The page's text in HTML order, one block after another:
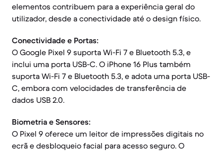
elementos contribuem para a experiência geral do
utilizador, desde a conectividade até o design físico.
Conectividade e Portas:
O Google Pixel 9 suporta Wi-Fi 7 e Bluetooth 5.3, e
inclui uma porta USB-C. O iPhone 16 Plus também
suporta Wi-Fi 7 e Bluetooth 5.3, e adota uma porta USB-
C, embora com velocidades de transferência de
dados USB 2.0.
Biometria e Sensores:
O Pixel 9 oferece um leitor de impressões digitais no
ecrã e desbloqueio facial para acesso seguro. O